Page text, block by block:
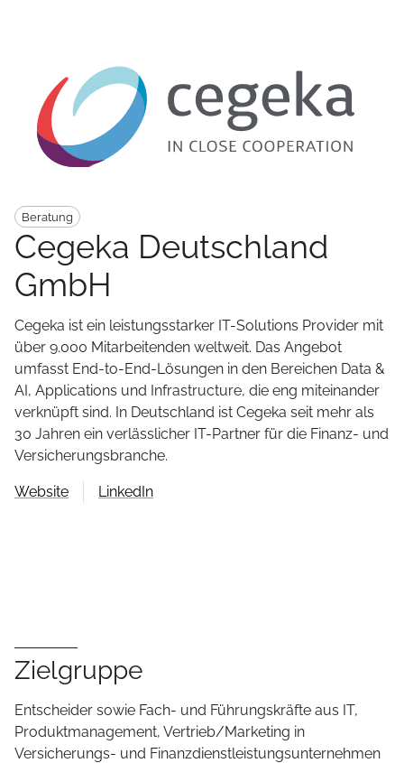
Beratung
Cegeka Deutschland
GmbH
Cegeka ist ein leistungsstarker IT-Solutions Provider mit
über 9.000 Mitarbeitenden weltweit. Das Angebot
umfasst End-to-End-Lösungen in den Bereichen Data &
AI, Applications und Infrastructure, die eng miteinander
verknüpft sind. In Deutschland ist Cegeka seit mehr als
30 Jahren ein verlässlicher IT-Partner für die Finanz- und
Versicherungsbranche.
Website LinkedIn
Zielgruppe
Entscheider sowie Fach- und Führungskräfte aus IT,
Produktmanagement, Vertrieb/Marketing in
Versicherungs- und Finanzdienstleistungsunternehmen